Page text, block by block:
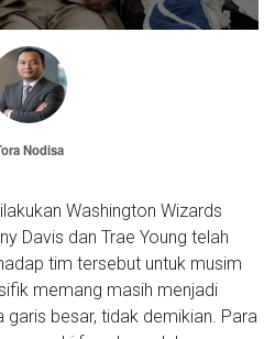
Nodisa
Washington Wizards
Davis dan Trae Young telah
tim tersebut untuk musim
memang masih menjadi
besar, tidak demikian. Para